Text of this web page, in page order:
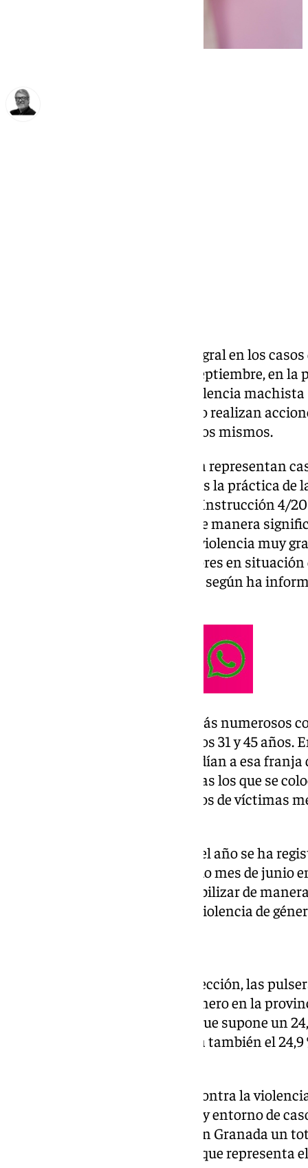
El Sistema de Seguimiento Integral en los
ha registrado hasta el mes de septiembre, en
casos activos de víctimas de violencia
Cuerpos de Seguridad del Estado realizan
dependiendo de la gravedad de los mismos.
Los casos de especial relevancia representan
de aquellos casos en los que, tras la práctica
conforme al vigente Protocolo (Instrucción 4/
de indicadores que aumentan de manera
agresor ejerza sobre la víctima violencia muy
registrados 358 casos con menores en
menores en situación de riesgo, según ha
Del total de casos activos, los más numerosos
sitúan en la horquilla de entre los 31 y 45 años.
casos (41,1%) los que correspondían a esa
46 a 64 años, 729 registrados; tras los que se
Además, hay registrados 47 casos de víctimas
Asimismo, desde que comenzó el año se ha
la provincia granadina, el pasado mes de junio
en el que se comienzan a contabilizar de
43 las mujeres asesinadas por violencia de
Entre las herramientas de protección, las
los Juzgados de Violencia de Género en la
su número, con 426 activas, lo que supone un
del pasado año y que representa también el
Otras de las medidas de lucha contra la
atención a víctimas, familiares y entorno de
recibió en septiembre de 2024 en Granada un
que en el mismo mes de 2023 y que representa